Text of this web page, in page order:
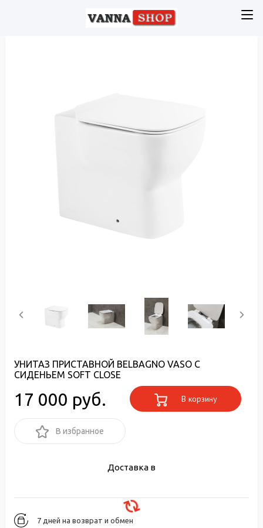
УНИТАЗ ПРИСТАВНОЙ BELBAGNO VASO С
СИДЕНЬЕМ SOFT CLOSE
17 000 руб. В корзину
В избранное
Доставка в
7 дней на возврат и обмен